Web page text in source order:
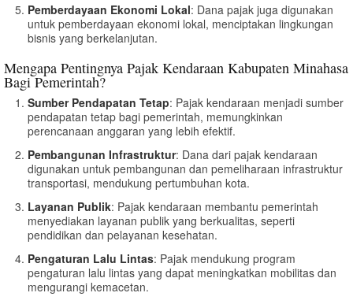
Pemberdayaan Ekonomi Lokal: Dana pajak juga digunakan
untuk pemberdayaan ekonomi lokal, menciptakan lingkungan
bisnis yang berkelanjutan.
Mengapa Pentingnya Pajak Kendaraan Kabupaten Minahasa
Bagi Pemerintah?
Sumber Pendapatan Tetap: Pajak kendaraan menjadi sumber
pendapatan tetap bagi pemerintah, memungkinkan
perencanaan anggaran yang lebih efektif.
Pembangunan Infrastruktur: Dana dari pajak kendaraan
digunakan untuk pembangunan dan pemeliharaan infrastruktur
transportasi, mendukung pertumbuhan kota.
Layanan Publik: Pajak kendaraan membantu pemerintah
menyediakan layanan publik yang berkualitas, seperti
pendidikan dan pelayanan kesehatan.
Pengaturan Lalu Lintas: Pajak mendukung program
pengaturan lalu lintas yang dapat meningkatkan mobilitas dan
mengurangi kemacetan.